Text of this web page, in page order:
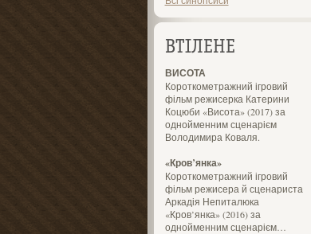
ВТІЛЕНЕ
ВИСОТА
Короткометражний ігровий
фільм режисерка Катерини
Коцюби «Висота» (2017) за
однойменним сценарієм
Володимира Коваля.
«Кров’янка»
Короткометражний ігровий
фільм режисера й сценариста
Аркадія Непиталюка
«Кров’янка» (2016) за
однойменним сценарієм…